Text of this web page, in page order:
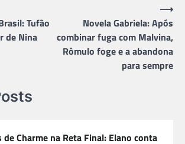
Tufão
de Nina
Novela Gabriela: Após
combinar fuga com Malvina,
Rômulo foge e a abandona
para sempre
⟶
de Charme na Reta Final: Elano conta